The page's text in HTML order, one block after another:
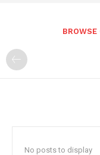
BROWSE
No posts to display